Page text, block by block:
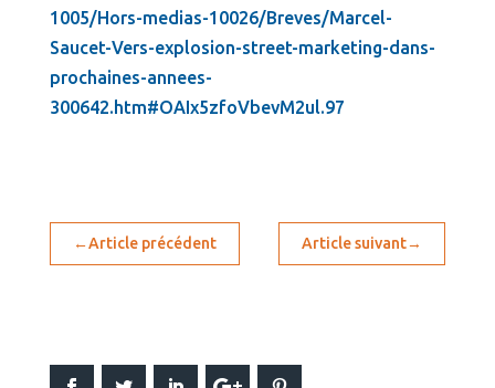
1005/Hors-medias-10026/Breves/Marcel-
Saucet-Vers-explosion-street-marketing-dans-
prochaines-annees-
300642.htm#OAIx5zfoVbevM2ul.97
←Article précédent Article suivant→